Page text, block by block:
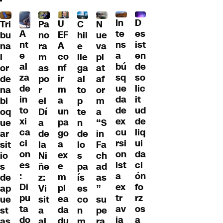
Tri
bu
na
l
or
de
na
bl
oq
ue
ar
sit
io
s
de
ap
ue
st
A
nt
e
al
za
de
in
to
xi
ca
ci
on
es
:
Di
pu
ta
do
Pa
no
ra
m
as
po
r
el
Dí
a
de
la
Ni
ñe
z:
Vi
sit
a
U
EF
A
co
nf
ir
m
a
un
pa
go
a
ex
e
m
pl
ea
da
C
hil
e
lle
ga
al
to
p
te
n
de
lo
s
pa
ís
es
co
n
N
ue
va
pl
at
af
or
m
a
“S
in
Fa
ch
ad
as
”
su
pe
In
te
ns
a
bú
sq
ue
da
de
ex
cu
rsi
on
ist
a
ex
tr
av
ia
D
es
ist
en
de
so
lic
it
ud
de
liq
ui
da
ci
ón
fo
rz
os
a